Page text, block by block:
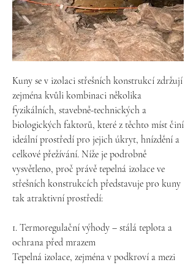
vstupy jsou zabezpečeny, je třeba opravit
všechny škody, které způsobila. To může
zahrnovat opravu izolace, výměnu
poškozených částí sádrokartonu a řešení
vlhkostních problémů.
Prevence: Aby se předešlo opětovnému
vniknutí kuny nebo jiných škůdců, je dobré
udržovat čistotu okolo domu, neuchovávat
potraviny nebo odpadky venku a pravidelně
kontrolovat a udržovat stav budovy.
Pokud si nejste jisti svými schopnostmi řešit
situaci sami, nebo se obáváte o bezpečnost,
doporučuje se obrátit na profesionální
službu, která se zabývá odchytáváním zvířat
Kuny se v izolaci střešních konstrukcí zdržují
zejména kvůli kombinaci několika
fyzikálních, stavebně-technických a
biologických faktorů, které z těchto míst činí
ideální prostředí pro jejich úkryt, hnízdění a
celkové přežívání. Níže je podrobně
vysvětleno, proč právě tepelná izolace ve
střešních konstrukcích představuje pro kuny
tak atraktivní prostředí:
1. Termoregulační výhody – stálá teplota a
ochrana před mrazem
Tepelná izolace, zejména v podkroví a mezi